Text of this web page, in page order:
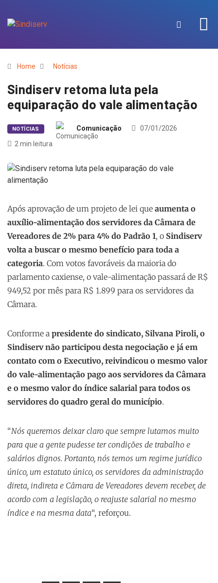
Home Notícias
Sindiserv retoma luta pela
equiparação do vale alimentação
NOTÍCIAS Comunicação
07/01/2026
2 min leitura
Após aprovação de um projeto de lei que aumenta o
auxílio-alimentação dos servidores da Câmara de
Vereadores de 2% para 4% do Padrão 1, o Sindiserv
volta a buscar o mesmo benefício para toda a
categoria. Com votos favoráveis da maioria do
parlamento caxiense, o vale-alimentação passará de R$
949,52 por mês para R$ 1.899 para os servidores da
Câmara.
Conforme a presidente do sindicato, Silvana Piroli, o
Sindiserv não participou desta negociação e já em
contato com o Executivo, reivindicou o mesmo valor
do vale-alimentação pago aos servidores da Câmara
e o mesmo valor do índice salarial para todos os
servidores do quadro geral do município.
“Nós queremos deixar claro que sempre lutamos muito
para que a gente pudesse ter condições de trabalho e
salários dignos. Portanto, nós temos um regime jurídico
único, um estatuto único, os servidores da administração
direta, indireta e Câmara de Vereadores devem receber, de
acordo com a legislação, o reajuste salarial no mesmo
índice e na mesma data“, reforçou.